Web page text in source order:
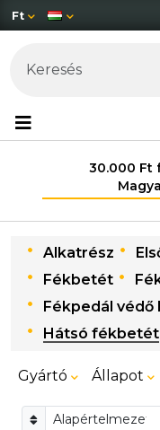
Ft
30.000 Ft
Alkatrész
Fékbetét
Fékpedál védő
Hátsó fékbetét
Gyártó Állapot